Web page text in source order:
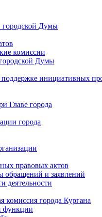
городской Думы
комиссии
Думы
инициативных
Главе города
города
правовых актов
обращений и заявлений
деятельности
комиссия города Кургана
функции